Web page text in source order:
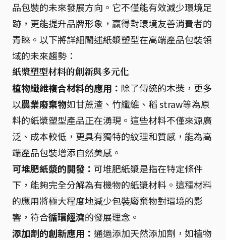
品包裝的未來發展方向。它不僅能有效減少環境足
跡，更能提升品牌形象，贏得對環境友善消費者的
青睞。以下將詳細闡述紙漿塑型在高端產品包裝領
域的未來趨勢：
紙漿塑型材料的創新與多元化
植物纖維複合材料的應用： 除了傳統的木漿，更多
以農業廢棄物如甘蔗渣、竹纖維、稻 straw等為原
料的紙漿塑型產品正在湧現。這些材料不僅來源廣
泛、成本較低，更具有獨特的紋理和質感，能為高
端產品包裝增添自然美感。
可堆肥紙漿的開發： 可堆肥紙漿是指在特定條件
下，能夠完全分解為有機物的紙漿材料。這種材料
的應用將極大程度地減少包裝廢棄物對環境的影
響，符合循環經濟的發展理念。
添加劑的創新應用： 通過添加天然添加劑，如植物